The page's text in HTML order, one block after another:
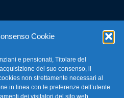
Cookie
e pensionati, Titolare del
del suo consenso, il
non strettamente necessari al
in linea con le preferenze dell’utente